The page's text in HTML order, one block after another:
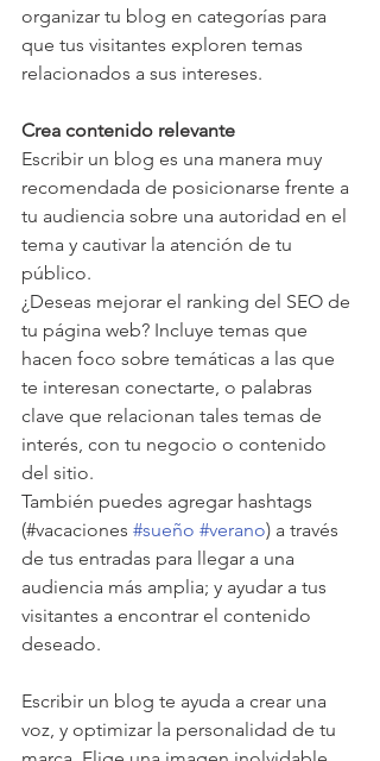
organizar tu blog en categorías para
que tus visitantes exploren temas
relacionados a sus intereses.
Crea contenido relevante
Escribir un blog es una manera muy
recomendada de posicionarse frente a
tu audiencia sobre una autoridad en el
tema y cautivar la atención de tu
público.
¿Deseas mejorar el ranking del SEO de
tu página web? Incluye temas que
hacen foco sobre temáticas a las que
te interesan conectarte, o palabras
clave que relacionan tales temas de
interés, con tu negocio o contenido
del sitio.
También puedes agregar hashtags
(#vacaciones #sueño #verano) a través
de tus entradas para llegar a una
audiencia más amplia; y ayudar a tus
visitantes a encontrar el contenido
deseado.
Escribir un blog te ayuda a crear una
voz, y optimizar la personalidad de tu